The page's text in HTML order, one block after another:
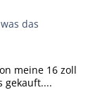
das
meine 16 zoll
gekauft....